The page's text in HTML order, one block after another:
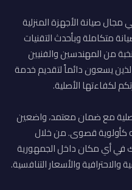
صيانة الأجهزة المنزلية
متكاملة وبأحدث التقنيات
من المهندسين والفنيين
يسعون دائماً لتقديم خدمة
لكفاءتها الأصلية.
مع ضمان معتمد، واضعين
كأولوية قصوى. من خلال
في أي مكان داخل الجمهورية
والأسعار التنافسية.